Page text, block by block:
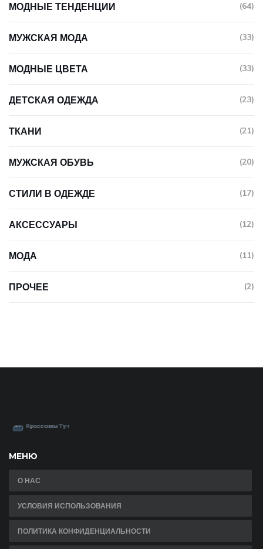
МОДНЫЕ ТЕНДЕНЦИИ (64)
МУЖСКАЯ МОДА (33)
МОДНЫЕ ЦВЕТА (33)
ДЕТСКАЯ ОДЕЖДА (23)
ТКАНИ (21)
МУЖСКАЯ ОБУВЬ (20)
СТИЛИ В ОДЕЖДЕ (17)
АКСЕССУАРЫ (12)
МОДА (11)
ПРОЧЕЕ (2)
МЕНЮ
О НАС
УСЛОВИЯ ИСПОЛЬЗОВАНИЯ
ПОЛИТИКА КОНФИДЕНЦИАЛЬНОСТИ